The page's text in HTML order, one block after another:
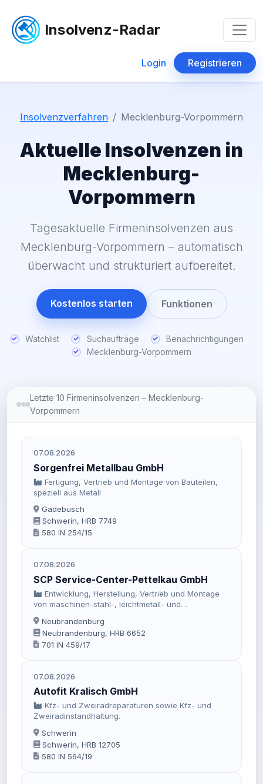
Insolvenz-Radar
Login Registrieren
Insolvenzverfahren Mecklenburg-Vorpommern
Aktuelle Insolvenzen in
Mecklenburg-
Vorpommern
Tagesaktuelle Firmeninsolvenzen aus
Mecklenburg-Vorpommern – automatisch
überwacht und strukturiert aufbereitet.
Kostenlos starten Funktionen
Watchlist Suchaufträge
Benachrichtigungen
Mecklenburg-Vorpommern
Letzte 10 Firmeninsolvenzen – Mecklenburg-
Vorpommern
07.08.2026
Sorgenfrei Metallbau GmbH
Fertigung, Vertrieb und Montage von Bauteilen,
speziell aus Metall
Gadebusch
Schwerin, HRB 7749
580 IN 254/15
07.08.2026
SCP Service-Center-Pettelkau GmbH
Entwicklung, Herstellung, Vertrieb und Montage
von maschinen-stahl-, leichtmetall- und
kunststofftypischen Erzeugnissen, Reparatur- und
Wartungsleistungen an Türen und Fenster,
Sonnenschutzanlagen, RWA-Anlagen,
Automatiktüren, Brand- und Rauchschutztüren.
Neubrandenburg
Neubrandenburg, HRB 6652
701 IN 459/17
07.08.2026
Autofit Kralisch GmbH
Kfz- und Zweiradreparaturen sowie Kfz- und
Zweiradinstandhaltung.
Schwerin
Schwerin, HRB 12705
580 IN 564/19